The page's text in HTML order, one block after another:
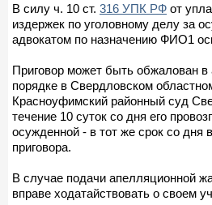
В силу ч. 10 ст. 316 УПК РФ от
издержек по уголовному делу за
адвокатом по назначению ФИО1
Приговор может быть обжалован
порядке в Свердловском
Красноуфимский районный суд
течение 10 суток со дня его
осужденной - в тот же срок со дня
приговора.
В случае подачи апелляционной
вправе ходатайствовать о своем